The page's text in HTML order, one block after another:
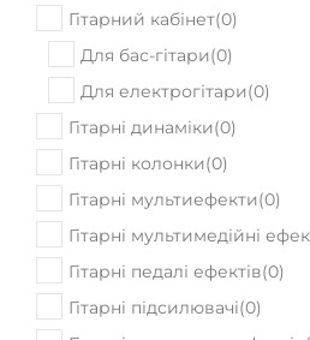
Гітарний кабінет(0)
Для бас-гітари(0)
Для електрогітари(0)
Гітарні динаміки(0)
Гітарні колонки(0)
Гітарні мультиефекти(0)
Гітарні мультимедійні
Гітарні педалі ефектів(0)
Гітарні підсилювачі(0)